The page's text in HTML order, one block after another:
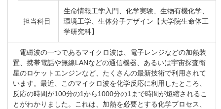
担当科目
生命情報工学入門、化学実験、生物有機化学、
環境工学、生体分子デザイン【大学院生命体工
学研究科】
電磁波の一つであるマイクロ波は、電子レンジなどの加熱装
置、携帯電話や無線LANなどの通信機器、あるいは宇宙探査衛
星のロケットエンジンなど、たくさんの最新技術で利用されて
います。最近、このマイクロ波を化学反応に利用したところ、
反応の時間が100分の1から1000分の1まで時間が短縮されるこ
とがわかりました。これは、加熱を必要とする化学プロセス、